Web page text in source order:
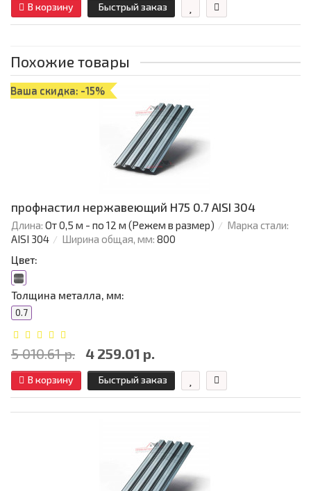
В корзину Быстрый заказ
Похожие товары
Ваша скидка: -15%
профнастил нержавеющий H75 0.7 AISI 304
Длина: От 0,5 м - по 12 м (Режем в размер)
Марка стали:
AISI 304
Ширина общая, мм: 800
Цвет:
Толщина металла, мм:
0.7
5 010.61 р. 4 259.01 р.
В корзину Быстрый заказ